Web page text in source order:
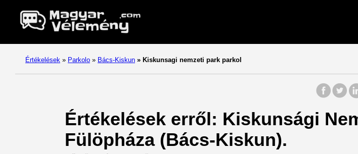
Értékelések » Parkolo » Bács-Kiskun » Kiskunsagi nemzeti park parkol
Értékelések erről: Kiskunsági
Fülöpháza (Bács-Kiskun).